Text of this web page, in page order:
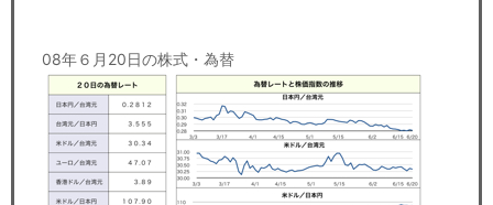
セミナー
経済ニュース
労務顧問
08年６月20日の株式・為替